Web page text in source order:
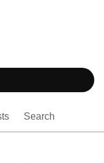
Search